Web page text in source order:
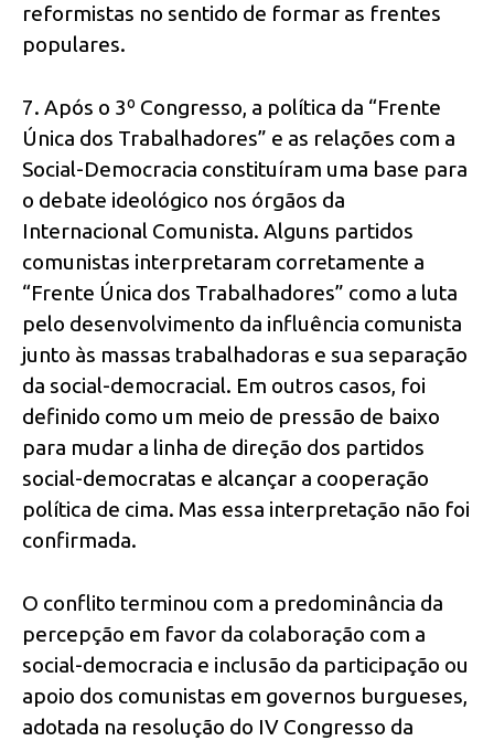
reformistas no sentido de formar as frentes
populares.
7. Após o 3º Congresso, a política da “Frente
Única dos Trabalhadores” e as relações com a
Social-Democracia constituíram uma base para
o debate ideológico nos órgãos da
Internacional Comunista. Alguns partidos
comunistas interpretaram corretamente a
“Frente Única dos Trabalhadores” como a luta
pelo desenvolvimento da influência comunista
junto às massas trabalhadoras e sua separação
da social-democracial. Em outros casos, foi
definido como um meio de pressão de baixo
para mudar a linha de direção dos partidos
social-democratas e alcançar a cooperação
política de cima. Mas essa interpretação não foi
confirmada.
O conflito terminou com a predominância da
percepção em favor da colaboração com a
social-democracia e inclusão da participação ou
apoio dos comunistas em governos burgueses,
adotada na resolução do IV Congresso da